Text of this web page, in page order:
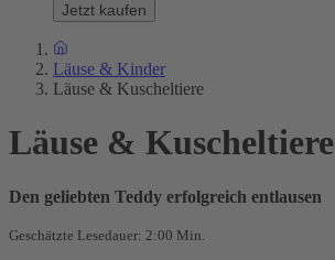
Jetzt kaufen
Läuse & Kinder
Läuse & Kuscheltiere
Läuse & Kuscheltiere
Den geliebten Teddy erfolgreich entlausen
Geschätzte Lesedauer: 2:00 Min.